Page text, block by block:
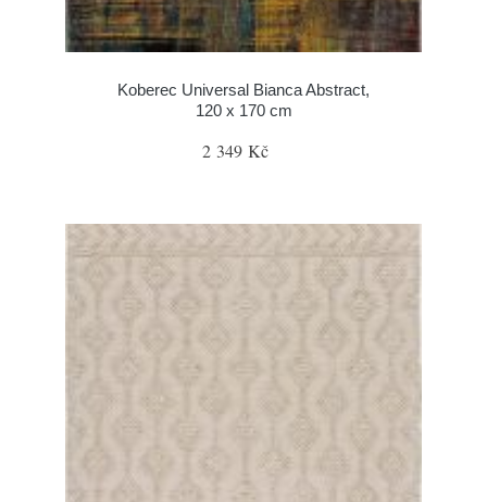
Koberec Universal Bianca Abstract,
120 x 170 cm
2 349 Kč